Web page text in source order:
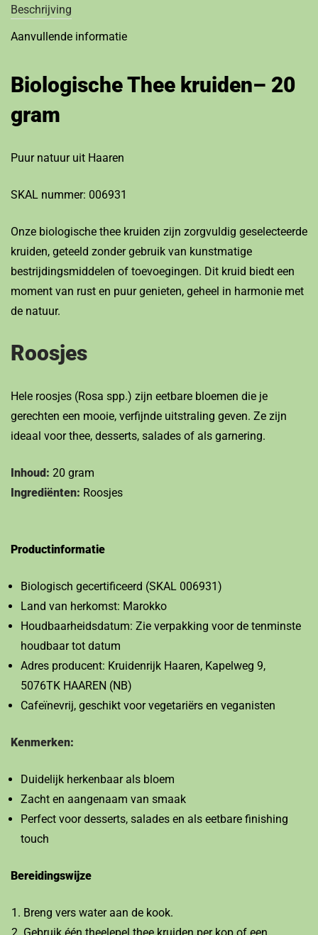
Beschrijving
Aanvullende informatie
Biologische Thee kruiden– 20
gram
Puur natuur uit Haaren
SKAL nummer: 006931
Onze biologische thee kruiden zijn zorgvuldig geselecteerde
kruiden, geteeld zonder gebruik van kunstmatige
bestrijdingsmiddelen of toevoegingen. Dit kruid biedt een
moment van rust en puur genieten, geheel in harmonie met
de natuur.
Roosjes
Hele roosjes (Rosa spp.) zijn eetbare bloemen die je
gerechten een mooie, verfijnde uitstraling geven. Ze zijn
ideaal voor thee, desserts, salades of als garnering.
Inhoud: 20 gram
Ingrediënten: Roosjes
Productinformatie
Biologisch gecertificeerd (SKAL 006931)
Land van herkomst: Marokko
Houdbaarheidsdatum: Zie verpakking voor de tenminste
houdbaar tot datum
Adres producent: Kruidenrijk Haaren, Kapelweg 9,
5076TK HAAREN (NB)
Cafeïnevrij, geschikt voor vegetariërs en veganisten
Kenmerken:
Duidelijk herkenbaar als bloem
Zacht en aangenaam van smaak
Perfect voor desserts, salades en als eetbare finishing
touch
Bereidingswijze
Breng vers water aan de kook.